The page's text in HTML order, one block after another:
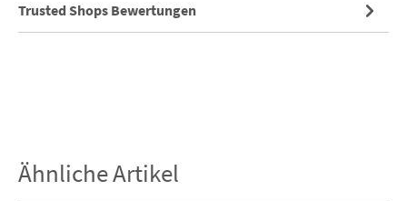
Trusted Shops Bewertungen
Produktgalerie überspringen
Ähnliche Artikel